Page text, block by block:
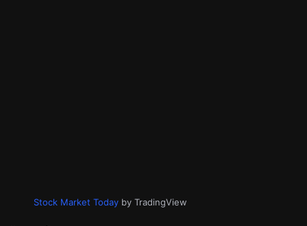
Stock Market Today by TradingView